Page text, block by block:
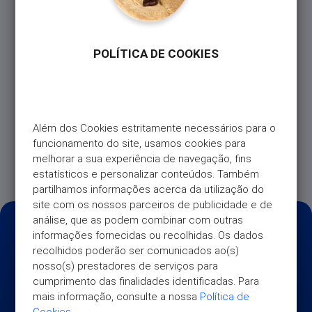
POLÍTICA DE COOKIES
Além dos Cookies estritamente necessários para o
funcionamento do site, usamos cookies para
melhorar a sua experiência de navegação, fins
estatísticos e personalizar conteúdos. Também
partilhamos informações acerca da utilização do
site com os nossos parceiros de publicidade e de
análise, que as podem combinar com outras
informações fornecidas ou recolhidas. Os dados
recolhidos poderão ser comunicados ao(s)
nosso(s) prestadores de serviços para
cumprimento das finalidades identificadas. Para
mais informação, consulte a nossa Política de
novo produto. Sugiro:
A App Universo vai manter todas as funcionalidades
extratos, fracionamentos, transferências, entre
Universo em termos visuais e de posicionamento,
para uma experiência ainda mais intuitiva e
apelativa.